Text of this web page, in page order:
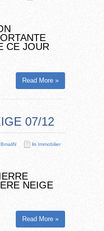
CE JOUR
Read More »
07/12
In Immobilier
NEIGE
Read More »